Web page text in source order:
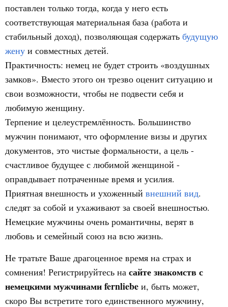
поставлен только тогда, когда у него есть
соответствующая материальная база (работа и
стабильный доход), позволяющая содержать будущую
жену и совместных детей.
Практичность: немец не будет строить «воздушных
замков». Вместо этого он трезво оценит ситуацию и
свои возможности, чтобы не подвести себя и
любимую женщину.
Терпение и целеустремлённость. Большинство
мужчин понимают, что оформление визы и других
документов, это чистые формальности, а цель -
счастливое будущее с любимой женщиной -
оправдывает потраченные время и усилия.
Приятная внешность и ухоженный внешний вид.
следят за собой и ухаживают за своей внешностью.
Немецкие мужчины очень романтичны, верят в
любовь и семейный союз на всю жизнь.
Не тратьте Ваше драгоценное время на страх и
сомнения! Регистрируйтесь на сайте знакомств с
немецкими мужчинами fernliebe и, быть может,
скоро Вы встретите того единственного мужчину,